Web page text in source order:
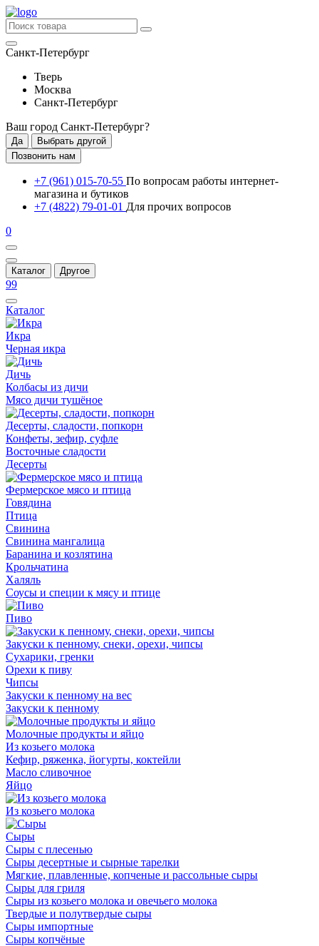
Санкт-Петербург
Тверь
Москва
Санкт-Петербург
Ваш город Санкт-Петербург?
Да
Выбрать другой
Позвонить нам
+7 (961) 015-70-55 По вопросам работы интернет-
магазина и бутиков
+7 (4822) 79-01-01 Для прочих вопросов
0
Каталог Другое
99
Каталог
Икра
Черная икра
Дичь
Колбасы из дичи
Мясо дичи тушёное
Десерты, сладости, попкорн
Конфеты, зефир, суфле
Восточные сладости
Десерты
Фермерское мясо и птица
Говядина
Птица
Свинина
Свинина мангалица
Баранина и козлятина
Крольчатина
Халяль
Соусы и специи к мясу и птице
Пиво
Закуски к пенному, снеки, орехи, чипсы
Сухарики, гренки
Орехи к пиву
Чипсы
Закуски к пенному на вес
Закуски к пенному
Молочные продукты и яйцо
Из козьего молока
Кефир, ряженка, йогурты, коктейли
Масло сливочное
Яйцо
Из козьего молока
Сыры
Сыры с плесенью
Сыры десертные и сырные тарелки
Мягкие, плавленные, копченые и рассольные сыры
Сыры для гриля
Сыры из козьего молока и овечьего молока
Твердые и полутвердые сыры
Сыры импортные
Сыры копчёные